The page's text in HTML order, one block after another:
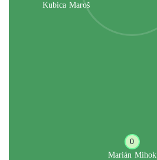
Kubica Maroš
0
Marián Mihok